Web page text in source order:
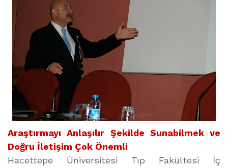
Araştırmayı Anlaşılır Şekilde Sunabilmek ve
Doğru İletişim Çok Önemli
Hacettepe Üniversitesi Tıp Fakültesi İç